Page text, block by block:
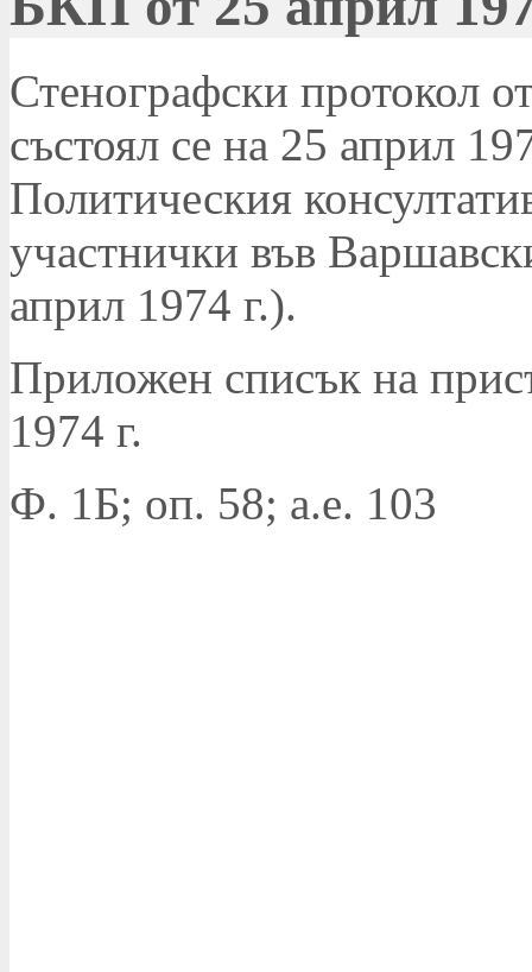
Стенографски протокол
състоял се на 25 април
Политическия
участнички във
април 1974 г.).
Приложен списък на
1974 г.
Ф. 1Б; оп. 58; а.е. 103